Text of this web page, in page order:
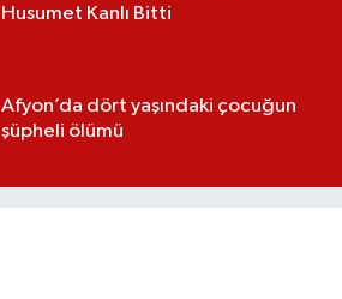
Husumet Kanlı Bitti
Afyon’da dört yaşındaki çocuğun
şüpheli ölümü